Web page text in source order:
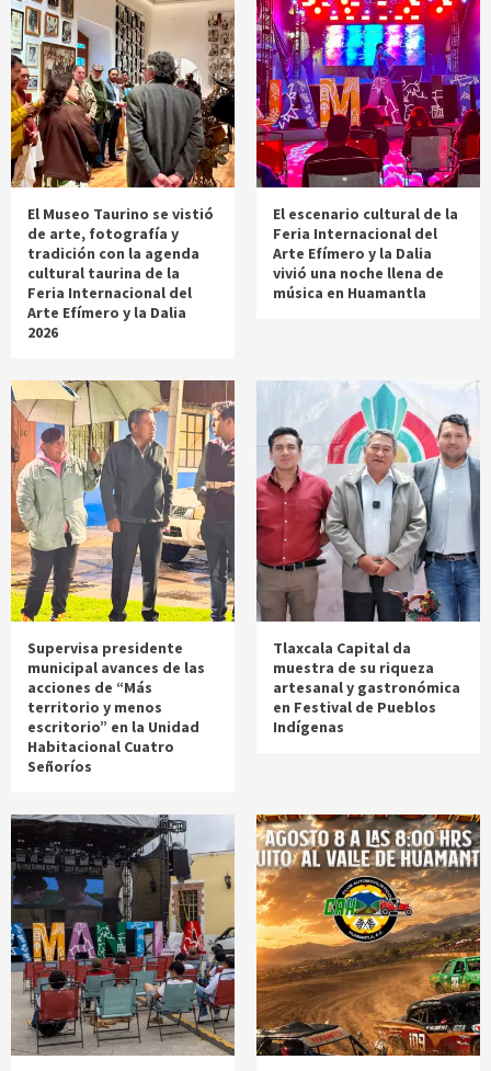
El Museo Taurino se vistió
de arte, fotografía y
tradición con la agenda
cultural taurina de la
Feria Internacional del
Arte Efímero y la Dalia
2026
El escenario cultural de la
Feria Internacional del
Arte Efímero y la Dalia
vivió una noche llena de
música en Huamantla
Supervisa presidente
municipal avances de las
acciones de “Más
territorio y menos
escritorio” en la Unidad
Habitacional Cuatro
Señoríos
Tlaxcala Capital da
muestra de su riqueza
artesanal y gastronómica
en Festival de Pueblos
Indígenas